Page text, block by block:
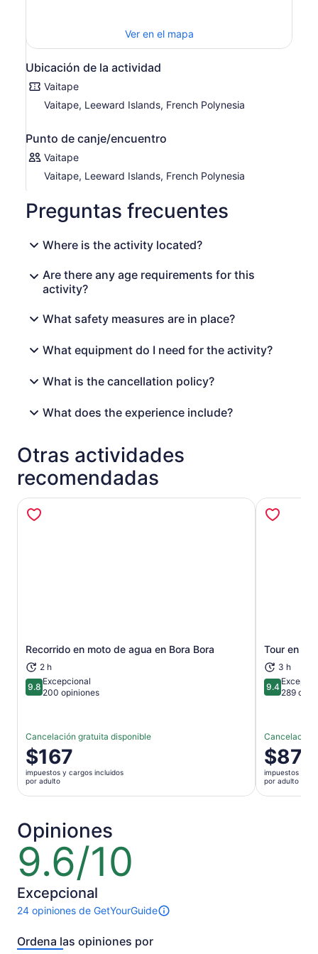
espectaculares vistas panorámicas.
cultura y auténticas tradiciones polinesias en un
inolvidable recorrido en cuatrimotos.
Ver en el mapa
Ubicación de la actividad
Vaitape
Vaitape, Leeward Islands, French Polynesia
Punto de canje/encuentro
Vaitape
Vaitape, Leeward Islands, French Polynesia
Preguntas frecuentes
Where is the activity located?
Are there any age requirements for this
activity?
What safety measures are in place?
What equipment do I need for the activity?
What is the cancellation policy?
What does the experience include?
Otras actividades
recomendadas
Recorrido en moto de agua en Bora Bora
2 h
9.89.8 de 10
Excepcional
200 opiniones
Cancelación gratuita disponible
El
precio
es
de
por
adulto
$167
impuestos y cargos incluidos
por adulto
Se abrirá en una nueva pestaña
Tour en
3 h
9.49.4 de 10
289
Cancelación
El
precio
es
de
$87
impuestos y
por adulto
Opiniones
9.6/10
9.6
de
10
Excepcional
24 opiniones de GetYourGuide
Hay
opiniones
Ordena las opiniones por